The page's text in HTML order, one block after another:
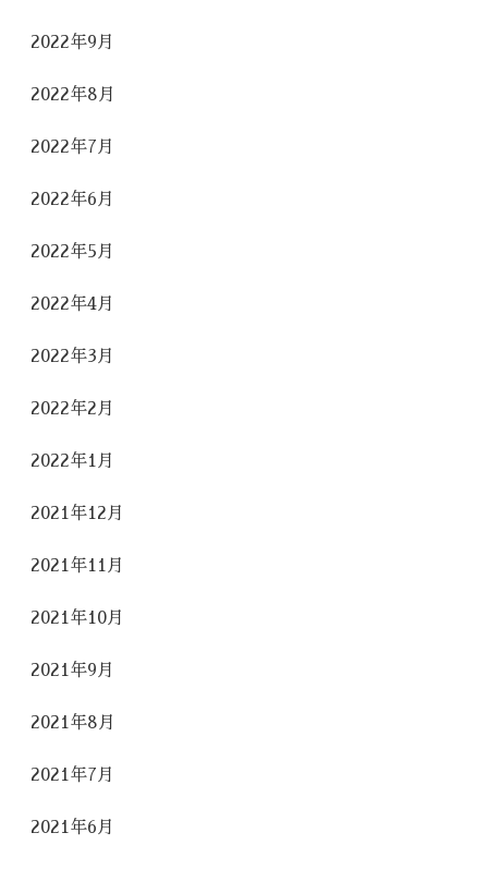
2022年9月
2022年8月
2022年7月
2022年6月
2022年5月
2022年4月
2022年3月
2022年2月
2022年1月
2021年12月
2021年11月
2021年10月
2021年9月
2021年8月
2021年7月
2021年6月